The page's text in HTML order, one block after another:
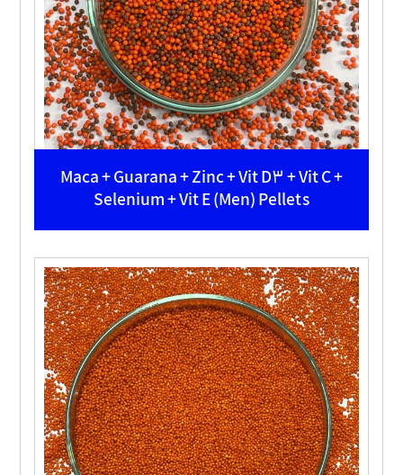
Maca + Guarana + Zinc + Vit D3 + Vit C +
Selenium + Vit E (Men) Pellets